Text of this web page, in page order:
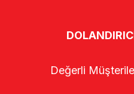
Değerli